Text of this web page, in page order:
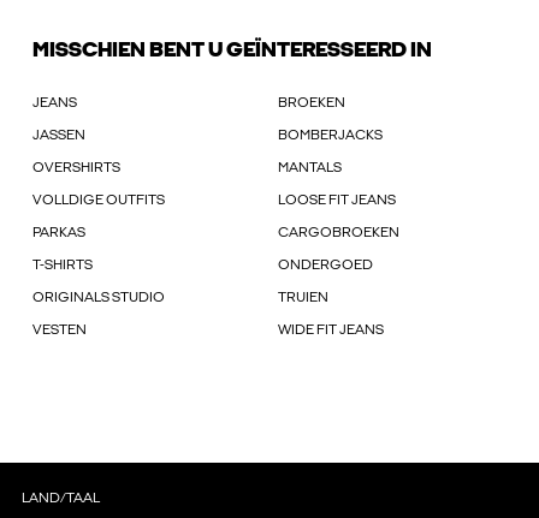
MISSCHIEN BENT U GEÏNTERESSEERD IN
JEANS BROEKEN
JASSEN BOMBERJACKS
OVERSHIRTS MANTALS
VOLLDIGE OUTFITS LOOSE FIT JEANS
PARKAS CARGOBROEKEN
T-SHIRTS ONDERGOED
ORIGINALS STUDIO TRUIEN
VESTEN WIDE FIT JEANS
LAND/TAAL